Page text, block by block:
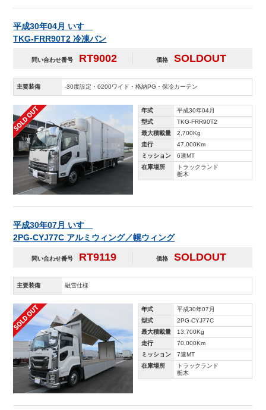
平成30年04月 いすゞ
TKG-FRR90T2 冷凍バン
問い合わせ番号 RT9002 価格 SOLDOUT
主要装備 -30度設定・6200ワイド・格納PG・保冷カーテン
年式
平成30年04月
型式
TKG-FRR90T2
最大積載量
2,700Kg
走行
47,000Km
ミッション
6速MT
在庫場所
トラックランド
栃木
平成30年07月 いすゞ
2PG-CYJ77C アルミウィング／幌ウィング
問い合わせ番号 RT9119 価格 SOLDOUT
主要装備 融雪仕様
年式
平成30年07月
型式
2PG-CYJ77C
最大積載量
13,700Kg
走行
70,000Km
ミッション
7速MT
在庫場所
トラックランド
栃木